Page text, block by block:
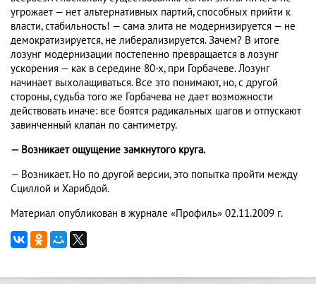
угрожает — нет альтернативных партий, способных прийти к
власти, стабильность! — сама элита не модернизируется — не
демократизируется, не либерализируется. Зачем? В итоге
лозунг модернизации постепенно превращается в лозунг
ускорения — как в середине 80-х, при Горбачеве. Лозунг
начинает выхолащиваться. Все это понимают, но, с другой
стороны, судьба того же Горбачева не дает возможности
действовать иначе: все боятся радикальных шагов и отпускают
завинченный клапан по сантиметру.
— Возникает ощущение замкнутого круга.
— Возникает. Но по другой версии, это попытка пройти между
Сциллой и Харибдой.
Материал опубликован в журнале «Профиль» 02.11.2009 г.